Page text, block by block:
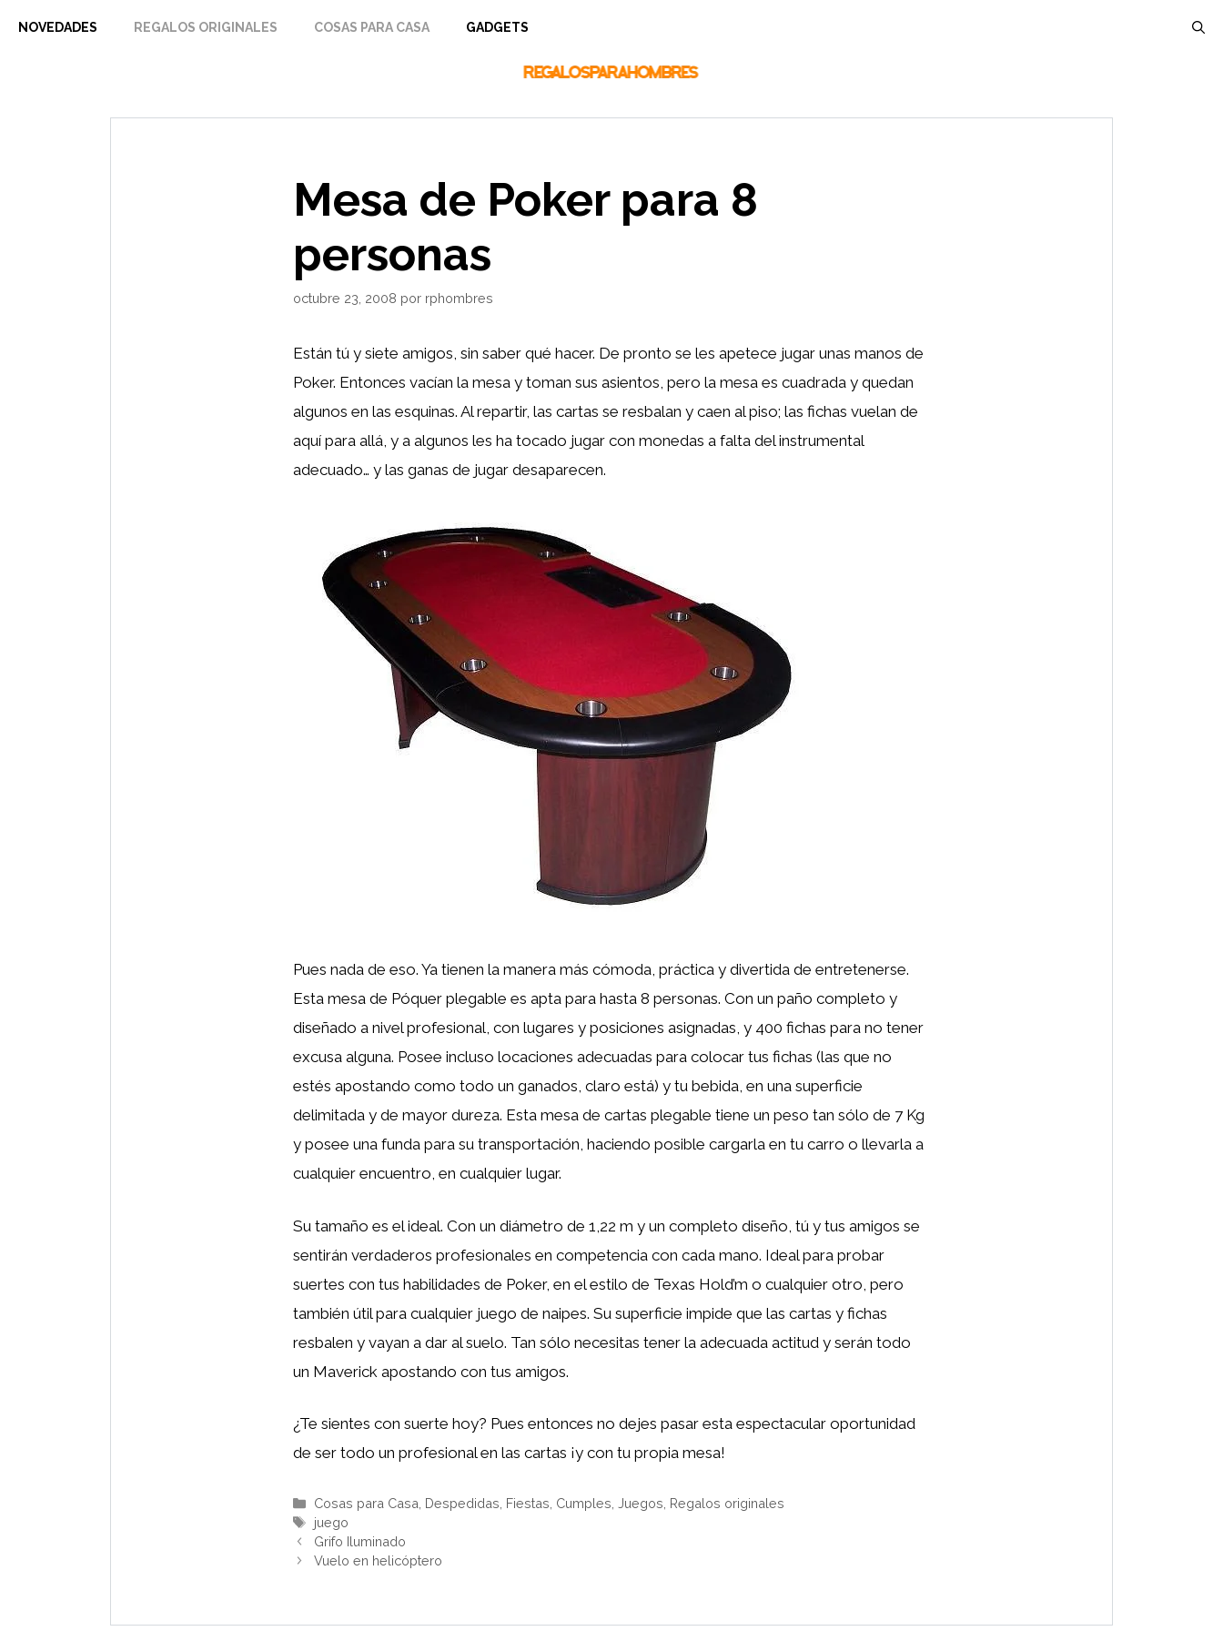
NOVEDADES REGALOS ORIGINALES COSAS PARA CASA GADGETS
Mesa de Poker para 8
personas
octubre 23, 2008 por rphombres
Están tú y siete amigos, sin saber qué hacer. De pronto se les apetece jugar unas manos de
Poker. Entonces vacían la mesa y toman sus asientos, pero la mesa es cuadrada y quedan
algunos en las esquinas. Al repartir, las cartas se resbalan y caen al piso; las fichas vuelan de
aquí para allá, y a algunos les ha tocado jugar con monedas a falta del instrumental
adecuado… y las ganas de jugar desaparecen.
Pues nada de eso. Ya tienen la manera más cómoda, práctica y divertida de entretenerse.
Esta mesa de Póquer plegable es apta para hasta 8 personas. Con un paño completo y
diseñado a nivel profesional, con lugares y posiciones asignadas, y 400 fichas para no tener
excusa alguna. Posee incluso locaciones adecuadas para colocar tus fichas (las que no
estés apostando como todo un ganados, claro está) y tu bebida, en una superficie
delimitada y de mayor dureza. Esta mesa de cartas plegable tiene un peso tan sólo de 7 Kg
y posee una funda para su transportación, haciendo posible cargarla en tu carro o llevarla a
cualquier encuentro, en cualquier lugar.
Su tamaño es el ideal. Con un diámetro de 1,22 m y un completo diseño, tú y tus amigos se
sentirán verdaderos profesionales en competencia con cada mano. Ideal para probar
suertes con tus habilidades de Poker, en el estilo de Texas Hold’m o cualquier otro, pero
también útil para cualquier juego de naipes. Su superficie impide que las cartas y fichas
resbalen y vayan a dar al suelo. Tan sólo necesitas tener la adecuada actitud y serán todo
un Maverick apostando con tus amigos.
¿Te sientes con suerte hoy? Pues entonces no dejes pasar esta espectacular oportunidad
de ser todo un profesional en las cartas ¡y con tu propia mesa!
Categorías
Cosas para Casa Despedidas, Fiestas, Cumples ,Juegos Regalos originales
Etiquetas
juego
Grifo Iluminado
Vuelo en helicóptero